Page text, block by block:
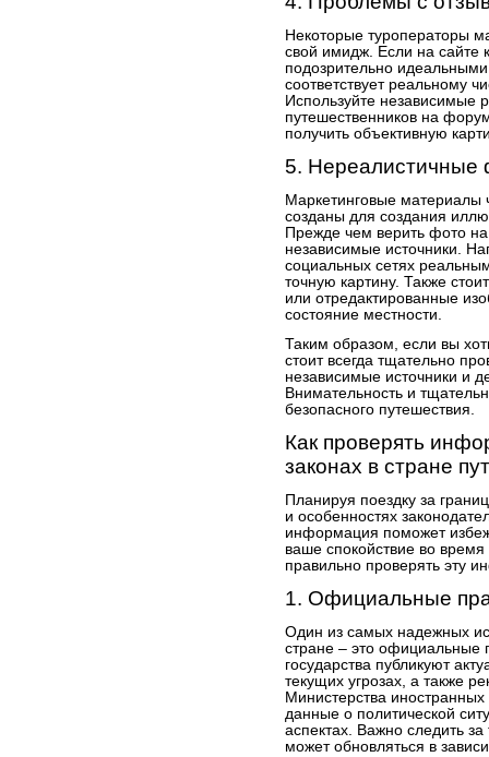
Некоторые туроператоры
свой имидж. Если на сайте
подозрительно
соответствует реальному
Используйте независимые
путешественников на
получить объективную
5. Нереалистичные
Маркетинговые материалы
созданы для создания
Прежде чем верить фото
независимые источники.
социальных сетях
точную картину. Также
или отредактированные
состояние местности.
Таким образом, если вы
стоит всегда тщательно
независимые источники и
Внимательность и
безопасного путешествия.
Как проверять
законах в стране
Планируя поездку за
и особенностях
информация поможет
ваше спокойствие во время
правильно проверять эту
1. Официальные
Один из самых надежных
стране – это официальные
государства публикуют
текущих угрозах, а также
Министерства
данные о политической
аспектах. Важно следить
может обновляться в